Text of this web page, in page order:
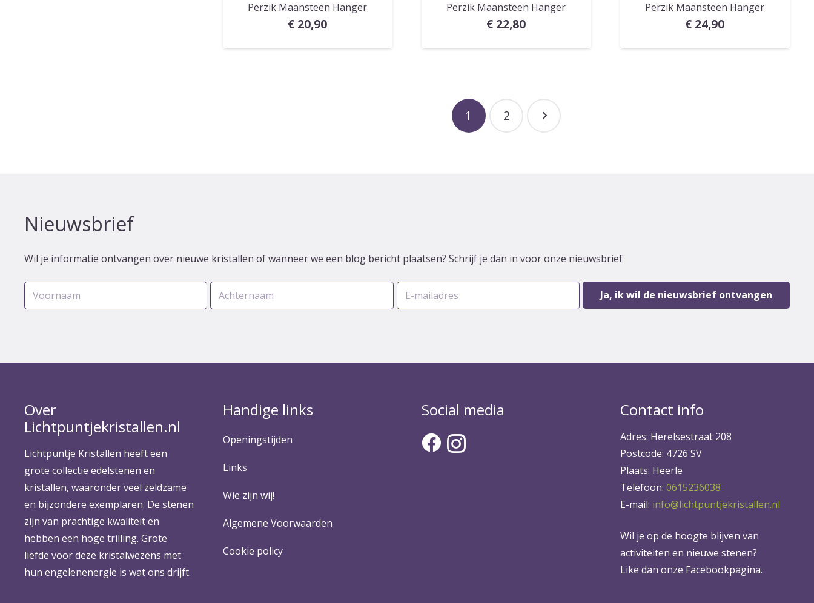
Perzik Maansteen Hanger
€ 20,90
Perzik Maansteen Hanger
€ 22,80
Perzik Maansteen Hanger
€ 24,90
1 2
Nieuwsbrief
Wil je informatie ontvangen over nieuwe kristallen of wanneer we een blog bericht plaatsen? Schrijf je dan in voor onze nieuwsbrief
Over
Lichtpuntjekristallen.nl
Lichtpuntje Kristallen heeft een
grote collectie edelstenen en
kristallen, waaronder veel zeldzame
en bijzondere exemplaren. De stenen
zijn van prachtige kwaliteit en
hebben een hoge trilling. Grote
liefde voor deze kristalwezens met
hun engelenenergie is wat ons drijft.
Handige links
Openingstijden
Links
Wie zijn wij!
Algemene Voorwaarden
Cookie policy
Social media Contact info
Adres: Herelsestraat 208
Postcode: 4726 SV
Plaats: Heerle
Telefoon: 0615236038
E-mail: info@lichtpuntjekristallen.nl
Wil je op de hoogte blijven van
activiteiten en nieuwe stenen?
Like dan onze Facebookpagina.